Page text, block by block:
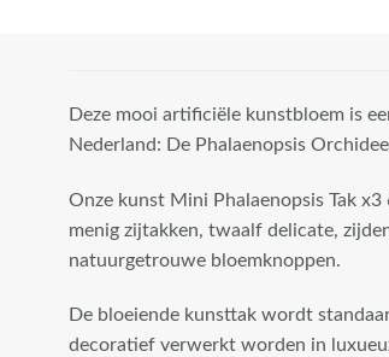
Deze mooi artificiële kunstbloem is
Nederland: De Phalaenopsis
Onze kunst Mini Phalaenopsis Tak
menig zijtakken, twaalf delicate,
natuurgetrouwe bloemknoppen.
De bloeiende kunsttak wordt
decoratief verwerkt worden in